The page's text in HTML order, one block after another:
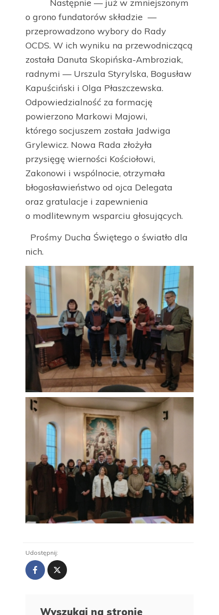
Następnie — już w zmniejszonym
o grono fundatorów składzie —
przeprowadzono wybory do Rady
OCDS. W ich wyniku na przewodniczącą
została Danuta Skopińska-Ambroziak,
radnymi — Urszula Styrylska, Bogusław
Kapuściński i Olga Płaszczewska.
Odpowiedzialność za formację
powierzono Markowi Majowi,
którego socjuszem została Jadwiga
Grylewicz. Nowa Rada złożyła
przysięgę wierności Kościołowi,
Zakonowi i wspólnocie, otrzymała
błogosławieństwo od ojca Delegata
oraz gratulacje i zapewnienia
o modlitewnym wsparciu głosujących.
Prośmy Ducha Świętego o światło dla
nich.
Udostępnij:
Wyszukaj na stronie